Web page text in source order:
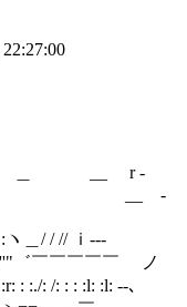
r -
-
ｉ---
￣￣ ノ
:l: :l: --､